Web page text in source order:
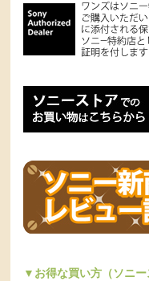
▼お得な買い方（ソニー